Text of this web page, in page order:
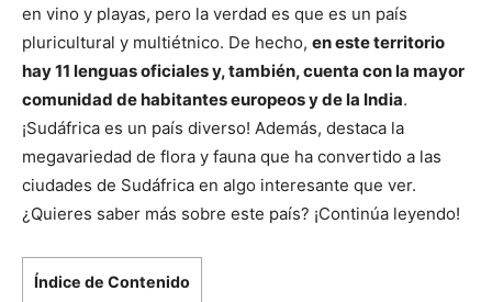
en vino y playas, pero la verdad es que es un país
pluricultural y multiétnico. De hecho, en este territorio
hay 11 lenguas oficiales y, también, cuenta con la mayor
comunidad de habitantes europeos y de la India.
¡Sudáfrica es un país diverso! Además, destaca la
megavariedad de flora y fauna que ha convertido a las
ciudades de Sudáfrica en algo interesante que ver.
¿Quieres saber más sobre este país? ¡Continúa leyendo!
Índice de Contenido